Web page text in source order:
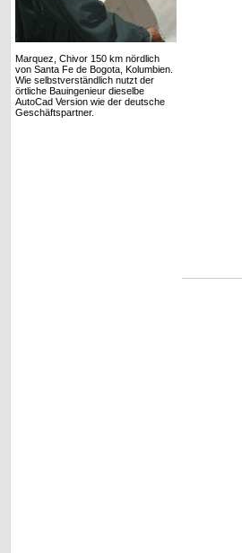
Marquez, Chivor 150 km nördlich
von Santa Fe de Bogota, Kolumbien.
Wie selbstverständlich nutzt der
örtliche Bauingenieur dieselbe
AutoCad Version wie der deutsche
Geschäftspartner.